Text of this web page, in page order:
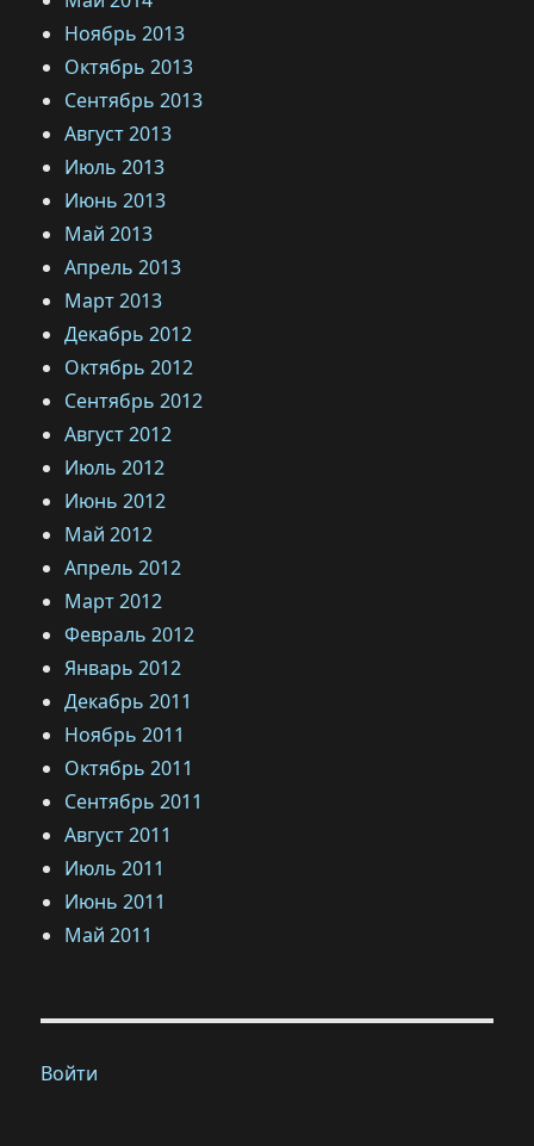
Ноябрь 2013
Октябрь 2013
Сентябрь 2013
Август 2013
Июль 2013
Июнь 2013
Май 2013
Апрель 2013
Март 2013
Декабрь 2012
Октябрь 2012
Сентябрь 2012
Август 2012
Июль 2012
Июнь 2012
Май 2012
Апрель 2012
Март 2012
Февраль 2012
Январь 2012
Декабрь 2011
Ноябрь 2011
Октябрь 2011
Сентябрь 2011
Август 2011
Июль 2011
Июнь 2011
Май 2011
Войти